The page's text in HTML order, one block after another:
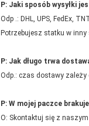
P: Jaki sposób wysyłki
Odp .: DHL, UPS, FedEx,
Potrzebujesz statku w inny
P: Jak długo trwa
Odp.: czas dostawy
P: W mojej paczce
O: Skontaktuj się z